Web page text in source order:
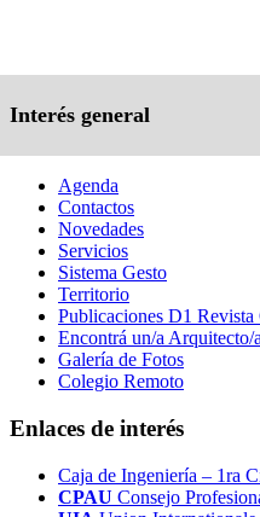
Interés general
Agenda
Contactos
Novedades
Servicios
Sistema Gesto
Territorio
Publicaciones D1 Revista
Encontrá un/a Arquitecto/a
Galería de Fotos
Colegio Remoto
Enlaces de interés
Caja de Ingeniería – 1ra
CPAU Consejo